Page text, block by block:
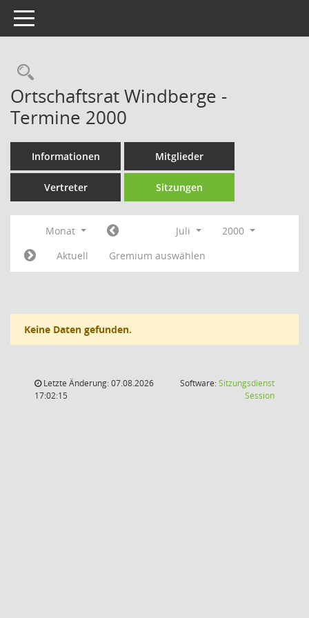
Toggle navigation
Rechercheauswahl
Ortschaftsrat Windberge -
Termine 2000
Informationen Mitglieder
Vertreter Sitzungen
Monat Juli
2000
Aktuell
Gremium auswählen
Keine Daten gefunden.
Letzte Änderung: 07.08.2026
17:02:15
Software:Sitzungsdienst
Session(Wird in